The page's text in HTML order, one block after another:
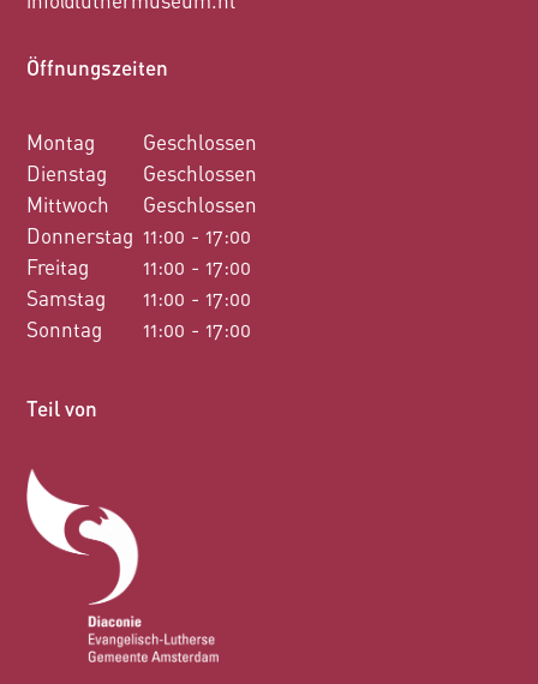
Öffnungszeiten
Montag
Dienstag
Mittwoch
Donnerstag
Freitag
Samstag
Sonntag
Geschlossen
Geschlossen
Geschlossen
11:00 - 17:00
11:00 - 17:00
11:00 - 17:00
11:00 - 17:00
Teil von